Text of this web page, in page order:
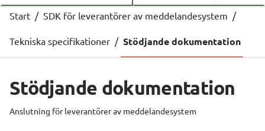
Start / SDK för leverantörer av meddelandesystem /
Tekniska specifikationer / Stödjande dokumentation
Stödjande dokumentation
Anslutning för leverantörer av meddelandesystem